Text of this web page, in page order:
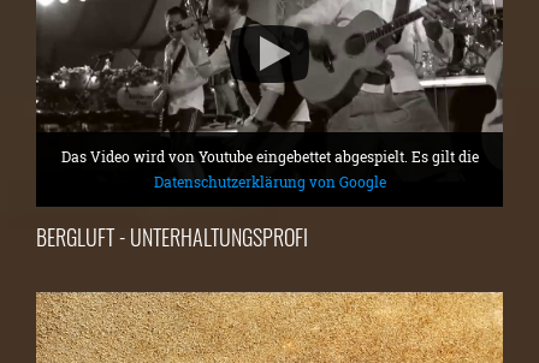
Das Video wird von Youtube eingebettet abgespielt. Es gilt die
Datenschutzerklärung von Google
BERGLUFT - UNTERHALTUNGSPROFI